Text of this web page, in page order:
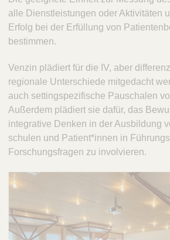
alle Dienstleistungen oder Aktivitäten
Erfolg bei der Erfüllung von
bestimmen.
Venzin plädiert für die IV, aber
regionale Unterschiede mitgedacht
auch settingspezifische Pauschalen
Außerdem plädiert sie dafür, das
integrative Denken in der Ausbildung
schulen und Patient*innen in
Forschungsfragen zu involvieren.